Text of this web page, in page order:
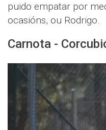
puido empatar por
ocasións, ou Rodrigo.
Carnota -